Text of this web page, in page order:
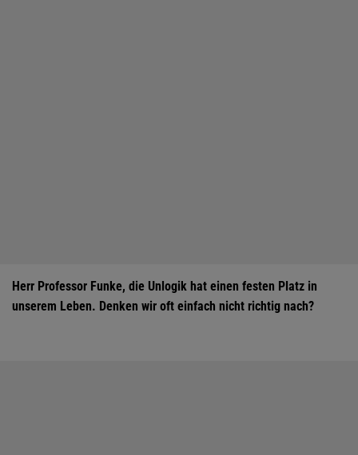
Herr Professor Funke, die Unlogik hat einen festen Platz in
unserem Leben. Denken wir oft ­einfach nicht richtig nach?